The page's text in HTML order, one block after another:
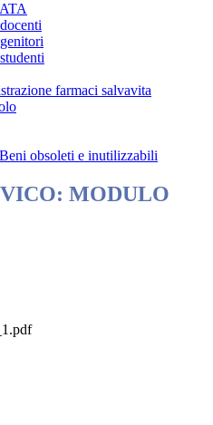
farmaci salvavita
obsoleti e inutilizzabili
MODULO